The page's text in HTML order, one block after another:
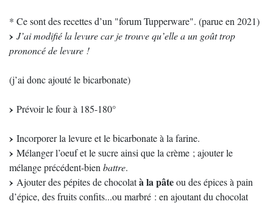
* Ce sont des recettes d’un "forum Tupperware". (parue en 2021)
J’ai modifié la levure car je trouve qu’elle a un goût trop
prononcé de levure !
(j’ai donc ajouté le bicarbonate)
Prévoir le four à 185-180°
Incorporer la levure et le bicarbonate à la farine.
Mélanger l’oeuf et le sucre ainsi que la crème ; ajouter le
mélange précédent-bienbattre.
Ajouter des pépites de chocolatà la pâteou des épices à pain
d’épice, des fruits confits...ou marbré : en ajoutant du chocolat